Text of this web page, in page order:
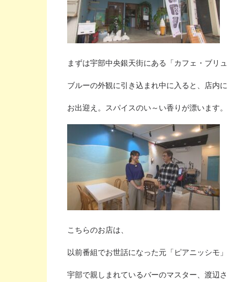
まずは宇部中央銀天街にある「カフェ・ブリ
ブルーの外観に引き込まれ中に入ると、店内
お出迎え。スパイスのい～い香りが漂います。
こちらのお店は、
以前番組でお世話になった元「ピアニッシモ
宇部で親しまれているバーのマスター、渡辺